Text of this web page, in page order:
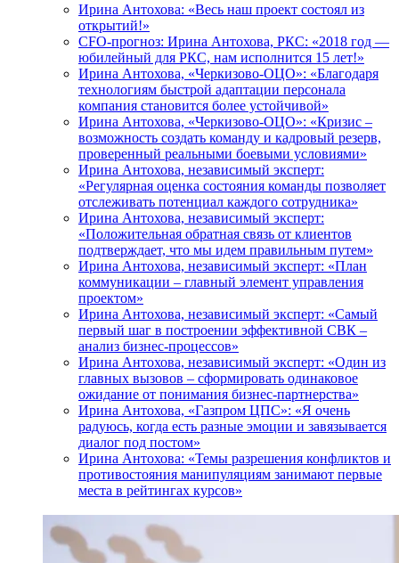
Ирина Антохова: «Весь наш проект состоял из
открытий!»
CFO-прогноз: Ирина Антохова, РКС: «2018 год —
юбилейный для РКС, нам исполнится 15 лет!»
Ирина Антохова, «Черкизово-ОЦО»: «Благодаря
технологиям быстрой адаптации персонала
компания становится более устойчивой»
Ирина Антохова, «Черкизово-ОЦО»: «Кризис –
возможность создать команду и кадровый резерв,
проверенный реальными боевыми условиями»
Ирина Антохова, независимый эксперт:
«Регулярная оценка состояния команды позволяет
отслеживать потенциал каждого сотрудника»
Ирина Антохова, независимый эксперт:
«Положительная обратная связь от клиентов
подтверждает, что мы идем правильным путем»
Ирина Антохова, независимый эксперт: «План
коммуникации – главный элемент управления
проектом»
Ирина Антохова, независимый эксперт: «Самый
первый шаг в построении эффективной СВК –
анализ бизнес-процессов»
Ирина Антохова, независимый эксперт: «Один из
главных вызовов – сформировать одинаковое
ожидание от понимания бизнес-партнерства»
Ирина Антохова, «Газпром ЦПС»: «Я очень
радуюсь, когда есть разные эмоции и завязывается
диалог под постом»
Ирина Антохова: «Темы разрешения конфликтов и
противостояния манипуляциям занимают первые
места в рейтингах курсов»